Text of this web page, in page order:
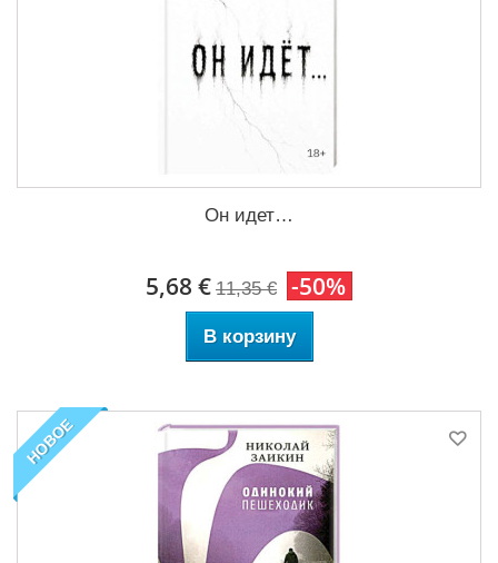
Он идет…
5,68 € 11,35 € -50%
В корзину
НОВОЕ